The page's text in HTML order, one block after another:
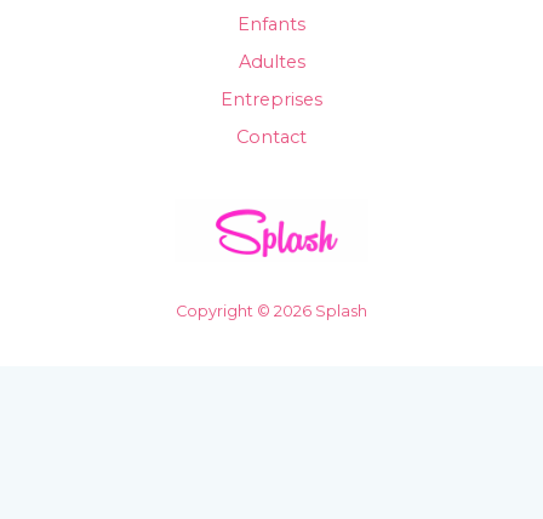
Enfants
Adultes
Entreprises
Contact
Copyright © 2026 Splash